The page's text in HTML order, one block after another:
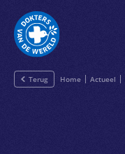
Terug Home Actueel